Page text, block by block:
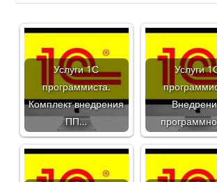
Услуги 1С
программиста.
Комплект внедрения
ПП…
Услуги